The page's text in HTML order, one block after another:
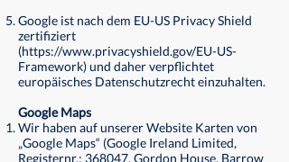
Google ist nach dem EU-US Privacy Shield
zertifiziert
(https://www.privacyshield.gov/EU-US-
Framework)und daher verpflichtet
europäisches Datenschutzrecht einzuhalten.
Google Maps
Wir haben auf unserer Website Karten von
„Google Maps“ (Google Ireland Limited,
Registernr.: 368047, Gordon House, Barrow